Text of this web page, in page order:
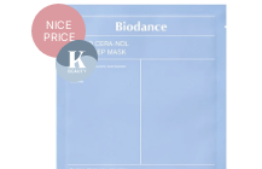
NICE
PRICE